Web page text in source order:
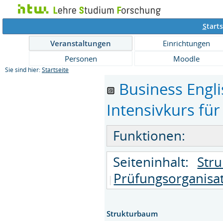
S
Veranstaltungen
Einrichtungen
Personen
Moodle
Sie sind hier: Startseite
Business
Intensivkurs
Funktionen:
Seiteninhalt:
Strukturbaum